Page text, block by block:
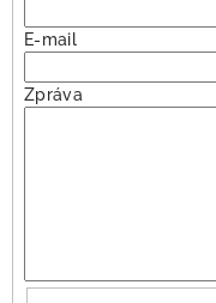
E-mail
Zpráva